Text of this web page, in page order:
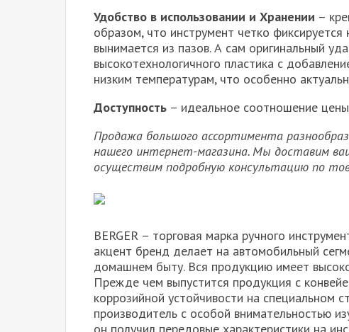
Удобство в использовании и Хранении –
образом, что инструмент четко
вынимается из пазов. А сам оригинальный
высокотехнологичного пластика с
низким температурам, что особенно
Доступность – идеальное соотношение
Продажа большого ассортимента
нашего интернет-магазина. Мы доставим
осуществим подробную консультацию по
BERGER – торговая марка ручного
акцент бренд делает на автомобильный
домашнем быту. Вся продукцию имеет
Прежде чем выпустится продукция с
коррозийной устойчивости на специальном
производитель с особой внимательностью
он получил передовые характеристики на